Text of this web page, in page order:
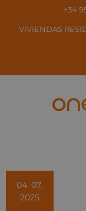
+34
VIVIENDAS
04. 07.
2025